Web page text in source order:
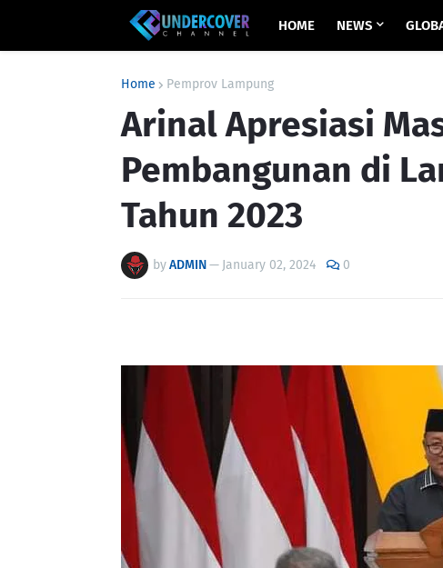
HOME NEWS
Home Pemprov Lampung
Arinal Apresiasi
Pembangunan di
Tahun 2023
byADMIN— January 02, 2024 0